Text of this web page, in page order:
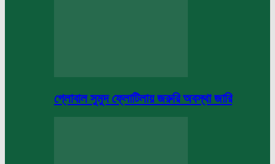
গ্লোবাল সুমুদ ফ্লোটিলায় জরুরি অবস্থা জারি